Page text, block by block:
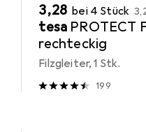
EUR
3,28 bei 4 Stück
tesa PROTECT
rechteckig
Filzgleiter, 1 Stk.
199